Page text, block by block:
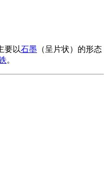
要以石墨 （呈片状）的形态
。